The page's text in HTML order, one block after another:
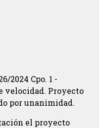
2024 Cpo. 1 -
velocidad. Proyecto
por unanimidad.
el proyecto